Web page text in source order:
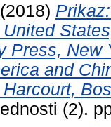
(2018)
Press, New
and
(2).